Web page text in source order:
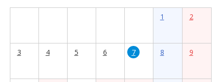
1 2
3 4 5 6 7 8 9